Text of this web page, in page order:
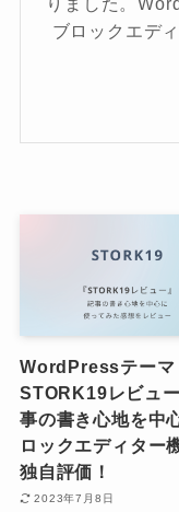
ブロックエデ
WordPressテーマ
STORK19レビュ
事の書き心地を中
ロックエディター
独自評価！
2023年7月8日